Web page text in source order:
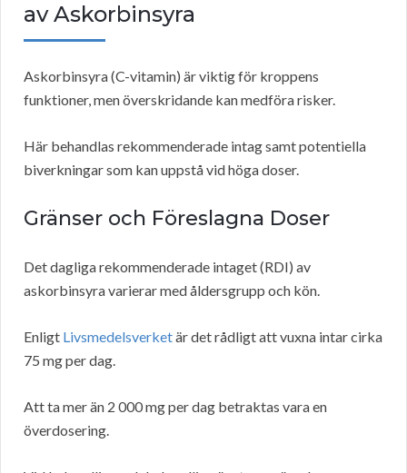
av Askorbinsyra
Askorbinsyra (C-vitamin) är viktig för kroppens
funktioner, men överskridande kan medföra risker.
Här behandlas rekommenderade intag samt potentiella
biverkningar som kan uppstå vid höga doser.
Gränser och Föreslagna Doser
Det dagliga rekommenderade intaget (RDI) av
askorbinsyra varierar med åldersgrupp och kön.
Enligt Livsmedelsverketär det rådligt att vuxna intar cirka
75 mg per dag.
Att ta mer än 2 000 mg per dag betraktas vara en
överdosering.